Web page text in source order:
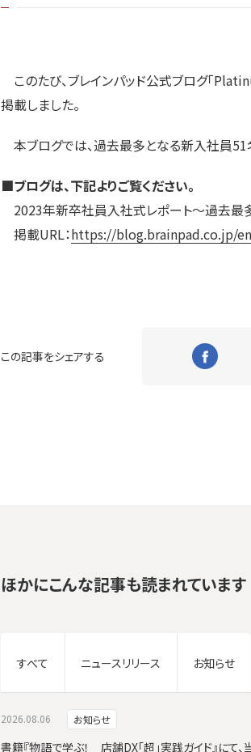
このたび、ブレインパッド公式ブログ「
掲載しました。
本ブログでは、過去最多となる新入社員51
■ブログは、下記よりご覧ください。
2023年新卒社員入社式レポート～過去最
掲載URL：https://blog.brainpad.co.jp/
この記事をシェアする
ほかにこんな記事も読まれています
すべて ニュースリリース お知らせ
2026.08.06 お知らせ
書籍『物語で学ぶ！ 店舗DX「超」実践ガイド』にて